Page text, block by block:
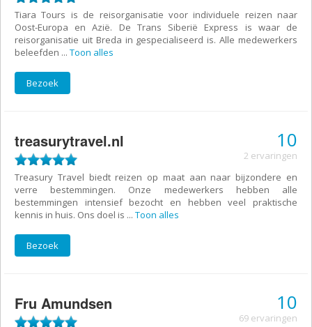
Tiara Tours is de reisorganisatie voor individuele reizen naar
Oost-Europa en Azië. De Trans Siberië Express is waar de
reisorganisatie uit Breda in gespecialiseerd is. Alle medewerkers
beleefden ... Toon alles
Bezoek
10
2 ervaringen
treasurytravel.nl
Treasury Travel biedt reizen op maat aan naar bijzondere en
verre bestemmingen. Onze medewerkers hebben alle
bestemmingen intensief bezocht en hebben veel praktische
kennis in huis. Ons doel is ... Toon alles
Bezoek
10
69 ervaringen
Fru Amundsen